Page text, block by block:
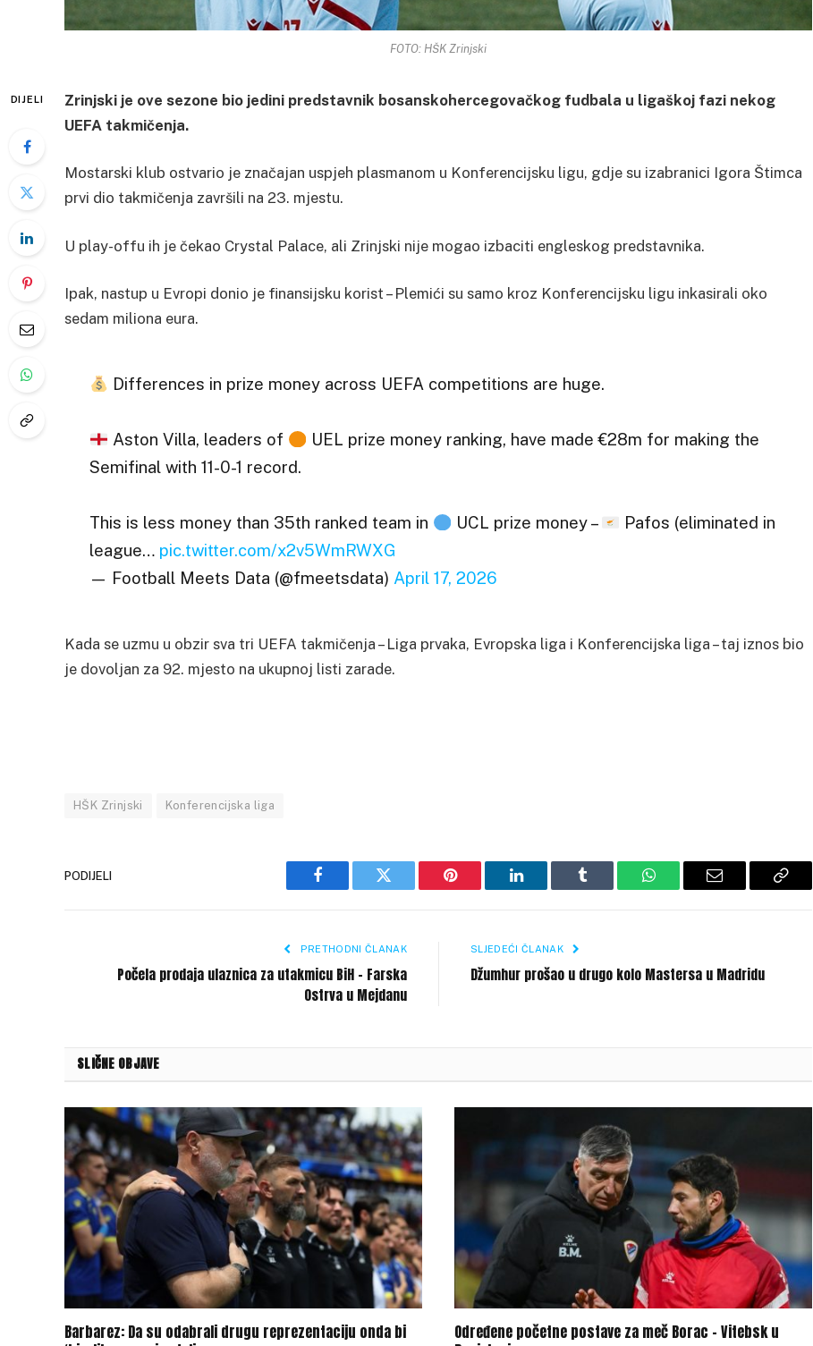
FOTO: HŠK Zrinjski
DIJELI
Zrinjski je ove sezone bio jedini predstavnik bosanskohercegovačkog fudbala u ligaškoj fazi nekog
UEFA takmičenja.
Mostarski klub ostvario je značajan uspjeh plasmanom u Konferencijsku ligu, gdje su izabranici Igora Štimca
prvi dio takmičenja završili na 23. mjestu.
U play-offu ih je čekao Crystal Palace, ali Zrinjski nije mogao izbaciti engleskog predstavnika.
Ipak, nastup u Evropi donio je finansijsku korist – Plemići su samo kroz Konferencijsku ligu inkasirali oko
sedam miliona eura.
Differences in prize money across UEFA competitions are huge.
Aston Villa, leaders of
UEL prize money ranking, have made €28m for making the
Semifinal with 11-0-1 record.
This is less money than 35th ranked team in UCL prize money –
Pafos (eliminated in
league… pic.twitter.com/x2v5WmRWXG
— Football Meets Data (@fmeetsdata) April 17, 2026
Kada se uzmu u obzir sva tri UEFA takmičenja – Liga prvaka, Evropska liga i Konferencijska liga – taj iznos bio
je dovoljan za 92. mjesto na ukupnoj listi zarade.
HŠK Zrinjski Konferencijska liga
PODIJELI
Facebook Twitter Pinterest LinkedIn Tumblr WhatsAppEmail
Copy
PRETHODNI ČLANAK
Počela prodaja ulaznica za utakmicu BiH – Farska
Ostrva u Mejdanu
SLJEDEĆI ČLANAK
Džumhur prošao u drugo kolo Mastersa u Madridu
SLIČNE OBJAVE
Barbarez: Da su odabrali drugu reprezentaciju onda bi
Određene početne postave za meč Borac – Vitebsk u